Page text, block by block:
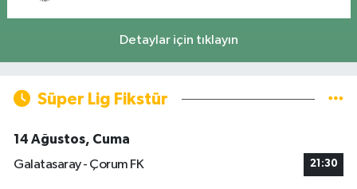
Detaylar için tıklayın
Süper Lig Fikstür
14 Ağustos, Cuma
Galatasaray - Çorum FK
21:30